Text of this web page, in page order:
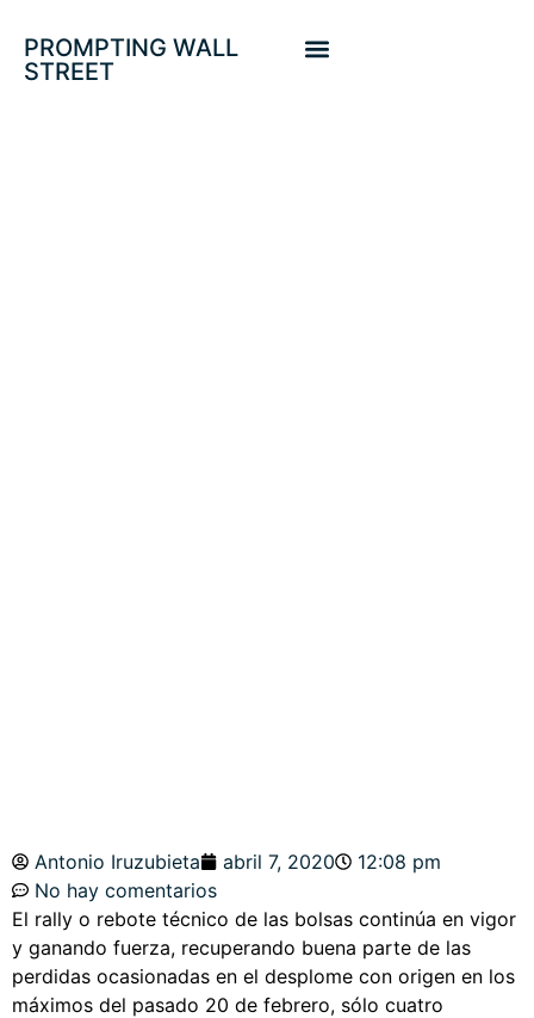
PROMPTING WALL
STREET
Antonio Iruzubieta abril 7, 2020
12:08 pm
No hay comentarios
El rally o rebote técnico de las bolsas continúa en vigor
y ganando fuerza, recuperando buena parte de las
perdidas ocasionadas en el desplome con origen en los
máximos del pasado 20 de febrero, sólo cuatro